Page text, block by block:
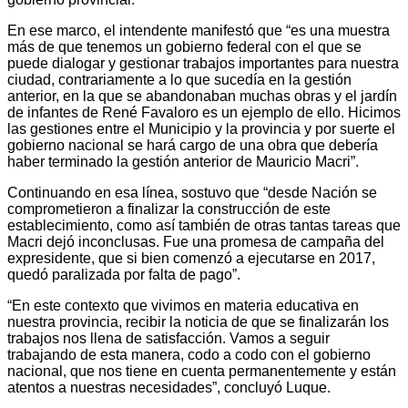
En ese marco, el intendente manifestó que “es una muestra
más de que tenemos un gobierno federal con el que se
puede dialogar y gestionar trabajos importantes para nuestra
ciudad, contrariamente a lo que sucedía en la gestión
anterior, en la que se abandonaban muchas obras y el jardín
de infantes de René Favaloro es un ejemplo de ello. Hicimos
las gestiones entre el Municipio y la provincia y por suerte el
gobierno nacional se hará cargo de una obra que debería
haber terminado la gestión anterior de Mauricio Macri”.
Continuando en esa línea, sostuvo que “desde Nación se
comprometieron a finalizar la construcción de este
establecimiento, como así también de otras tantas tareas que
Macri dejó inconclusas. Fue una promesa de campaña del
expresidente, que si bien comenzó a ejecutarse en 2017,
quedó paralizada por falta de pago”.
“En este contexto que vivimos en materia educativa en
nuestra provincia, recibir la noticia de que se finalizarán los
trabajos nos llena de satisfacción. Vamos a seguir
trabajando de esta manera, codo a codo con el gobierno
nacional, que nos tiene en cuenta permanentemente y están
atentos a nuestras necesidades”, concluyó Luque.